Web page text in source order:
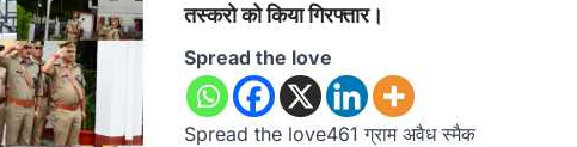
तस्करो को किया गिरफ्तार।
Spread the love
Spread the love461 ग्राम अवैध स्मैक